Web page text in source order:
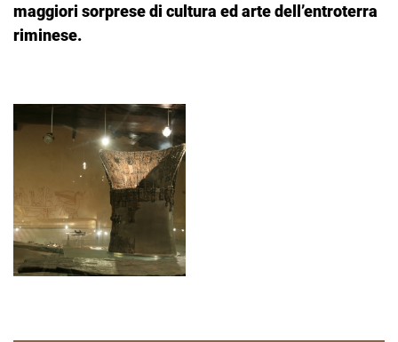
maggiori sorprese di cultura ed arte dell’entroterra
riminese.